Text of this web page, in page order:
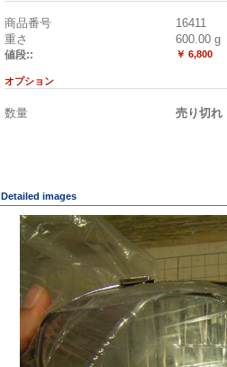
商品番号
16411
重さ
600.00 g
値段:: ￥ 6,800
オプション
数量 売り切れ
Detailed images